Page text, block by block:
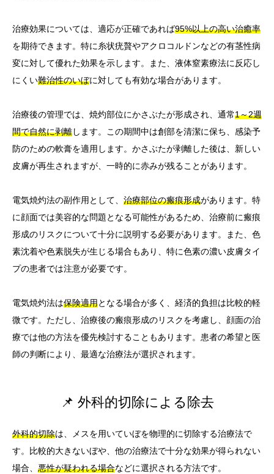
治療効果については、適応が正確であれば95%以上の高い治癒率
を期待できます。特に糸状疣贅やアクロコルドンなどの有茎性病
変に対して優れた効果を示します。また、液体窒素療法に反応し
にくい難治性のいぼに対しても有効な場合があります。
治療後の管理では、焼灼部位にかさぶたが形成され、通常1～2週
間で自然に剥離します。この期間中は創部を清潔に保ち、感染予
防のための軟膏を適用します。かさぶたが剥離した後は、新しい
皮膚が再生されますが、一時的に赤みが残ることがあります。
電気焼灼法の副作用として、 治療部位の瘢痕形成があります。特
に顔面では美容的な問題となる可能性があるため、治療前に瘢痕
形成のリスクについて十分に説明する必要があります。また、色
素沈着や色素脱失が生じる場合もあり、特に色素の濃い皮膚タイ
プの患者では注意が必要です。
電気焼灼法は保険適用となる場合が多く、経済的負担は比較的軽
微です。ただし、治療後の瘢痕形成のリスクを考慮し、顔面の治
療では他の方法を優先検討することもあります。患者の希望と医
師の判断により、最適な治療法が選択されます。
📌 外科的切除による除去
外科的切除は、メスを用いていぼを物理的に切除する治療法で
す。比較的大きないぼや、他の治療法で十分な効果が得られない
場合、 悪性が疑われる場合などに選択される方法です。